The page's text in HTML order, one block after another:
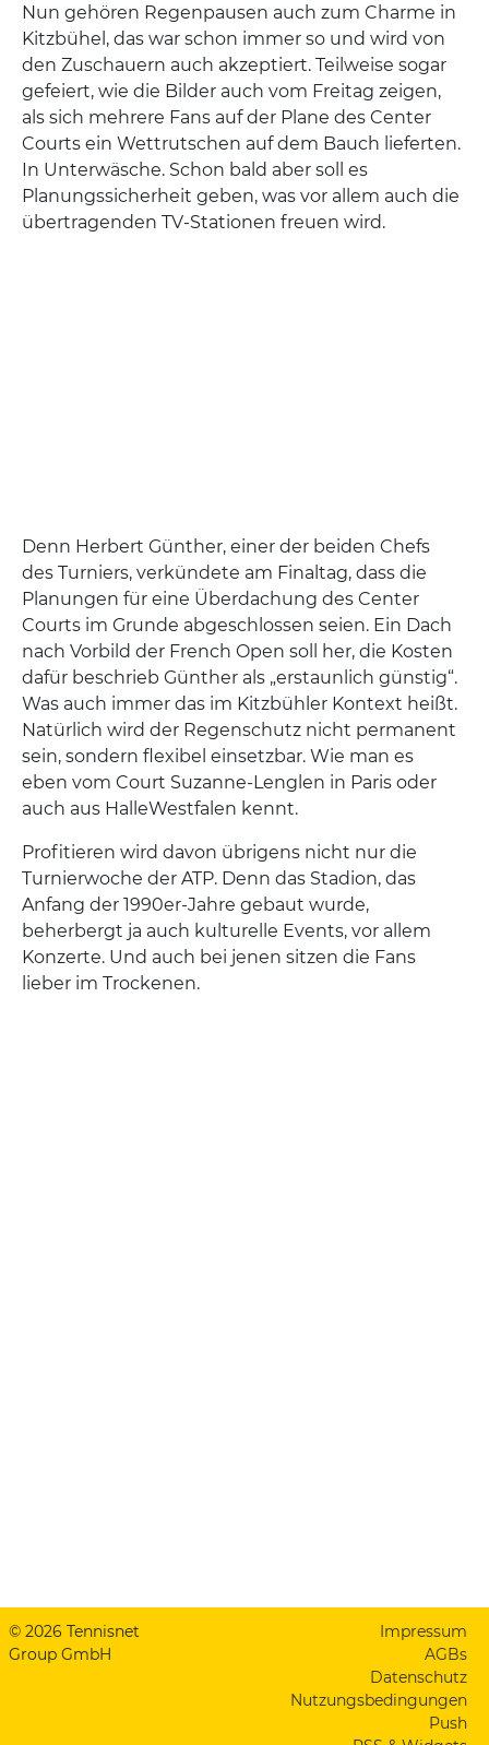
Nun gehören Regenpausen auch zum Charme in
Kitzbühel, das war schon immer so und wird von
den Zuschauern auch akzeptiert. Teilweise sogar
gefeiert, wie die Bilder auch vom Freitag zeigen,
als sich mehrere Fans auf der Plane des Center
Courts ein Wettrutschen auf dem Bauch lieferten.
In Unterwäsche. Schon bald aber soll es
Planungssicherheit geben, was vor allem auch die
übertragenden TV-Stationen freuen wird.
Denn Herbert Günther, einer der beiden Chefs
des Turniers, verkündete am Finaltag, dass die
Planungen für eine Überdachung des Center
Courts im Grunde abgeschlossen seien. Ein Dach
nach Vorbild der French Open soll her, die Kosten
dafür beschrieb Günther als „erstaunlich günstig“.
Was auch immer das im Kitzbühler Kontext heißt.
Natürlich wird der Regenschutz nicht permanent
sein, sondern flexibel einsetzbar. Wie man es
eben vom Court Suzanne-Lenglen in Paris oder
auch aus HalleWestfalen kennt.
Profitieren wird davon übrigens nicht nur die
Turnierwoche der ATP. Denn das Stadion, das
Anfang der 1990er-Jahre gebaut wurde,
beherbergt ja auch kulturelle Events, vor allem
Konzerte. Und auch bei jenen sitzen die Fans
lieber im Trockenen.
© 2026 Tennisnet
Group GmbH
Impressum
AGBs
Datenschutz
Nutzungsbedingungen
Push